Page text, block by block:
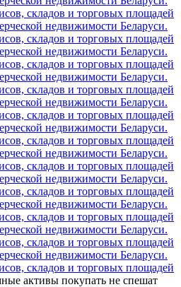
складов и торговых площадей
недвижимости Беларуси.
складов и торговых площадей
недвижимости Беларуси.
складов и торговых площадей
недвижимости Беларуси.
складов и торговых площадей
недвижимости Беларуси.
складов и торговых площадей
недвижимости Беларуси.
складов и торговых площадей
недвижимости Беларуси.
складов и торговых площадей
недвижимости Беларуси.
складов и торговых площадей
недвижимости Беларуси.
складов и торговых площадей
недвижимости Беларуси.
складов и торговых площадей
недвижимости Беларуси.
складов и торговых площадей
активы покупать не спешат